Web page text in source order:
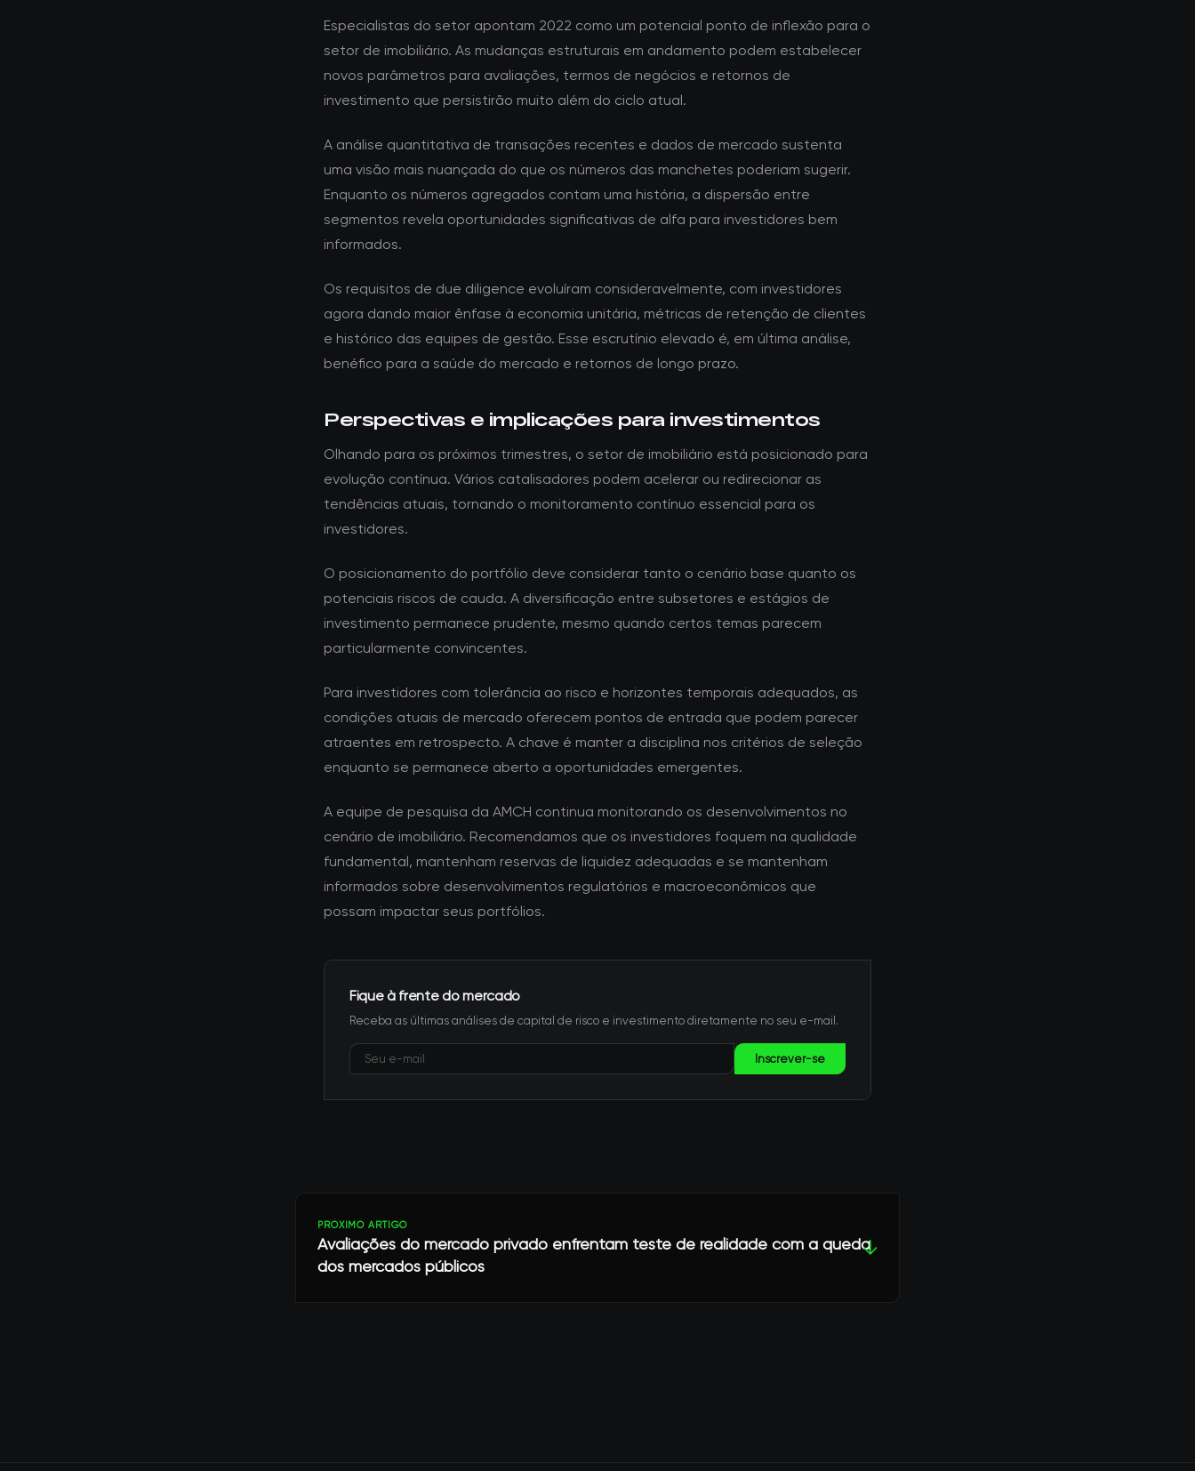
Especialistas do setor apontam 2022 como um potencial ponto de inflexão para o
setor de imobiliário. As mudanças estruturais em andamento podem estabelecer
novos parâmetros para avaliações, termos de negócios e retornos de
investimento que persistirão muito além do ciclo atual.
A análise quantitativa de transações recentes e dados de mercado sustenta
uma visão mais nuançada do que os números das manchetes poderiam sugerir.
Enquanto os números agregados contam uma história, a dispersão entre
segmentos revela oportunidades significativas de alfa para investidores bem
informados.
Os requisitos de due diligence evoluíram consideravelmente, com investidores
agora dando maior ênfase à economia unitária, métricas de retenção de clientes
e histórico das equipes de gestão. Esse escrutínio elevado é, em última análise,
benéfico para a saúde do mercado e retornos de longo prazo.
Perspectivas e implicações para investimentos
Olhando para os próximos trimestres, o setor de imobiliário está posicionado para
evolução contínua. Vários catalisadores podem acelerar ou redirecionar as
tendências atuais, tornando o monitoramento contínuo essencial para os
investidores.
O posicionamento do portfólio deve considerar tanto o cenário base quanto os
potenciais riscos de cauda. A diversificação entre subsetores e estágios de
investimento permanece prudente, mesmo quando certos temas parecem
particularmente convincentes.
Para investidores com tolerância ao risco e horizontes temporais adequados, as
condições atuais de mercado oferecem pontos de entrada que podem parecer
atraentes em retrospecto. A chave é manter a disciplina nos critérios de seleção
enquanto se permanece aberto a oportunidades emergentes.
A equipe de pesquisa da AMCH continua monitorando os desenvolvimentos no
cenário de imobiliário. Recomendamos que os investidores foquem na qualidade
fundamental, mantenham reservas de liquidez adequadas e se mantenham
informados sobre desenvolvimentos regulatórios e macroeconômicos que
possam impactar seus portfólios.
Fique à frente do mercado
Receba as últimas análises de capital de risco e investimento diretamente no seu e-mail.
Inscrever-se
PRÓXIMO ARTIGO
Avaliações do mercado privado enfrentam teste de realidade com a queda
dos mercados públicos
↓